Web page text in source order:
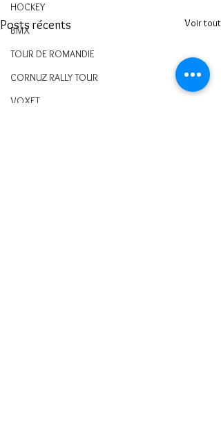
HOCKEY
BMX
TOUR DE ROMANDIE
CORNUZ RALLY TOUR
VOXET
Posts récents Voir tout